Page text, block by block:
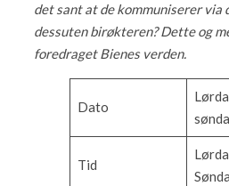
det sant at de kommuniserer via
dessuten birøkteren? Dette og
foredraget Bienes verden.
Dato
Tid